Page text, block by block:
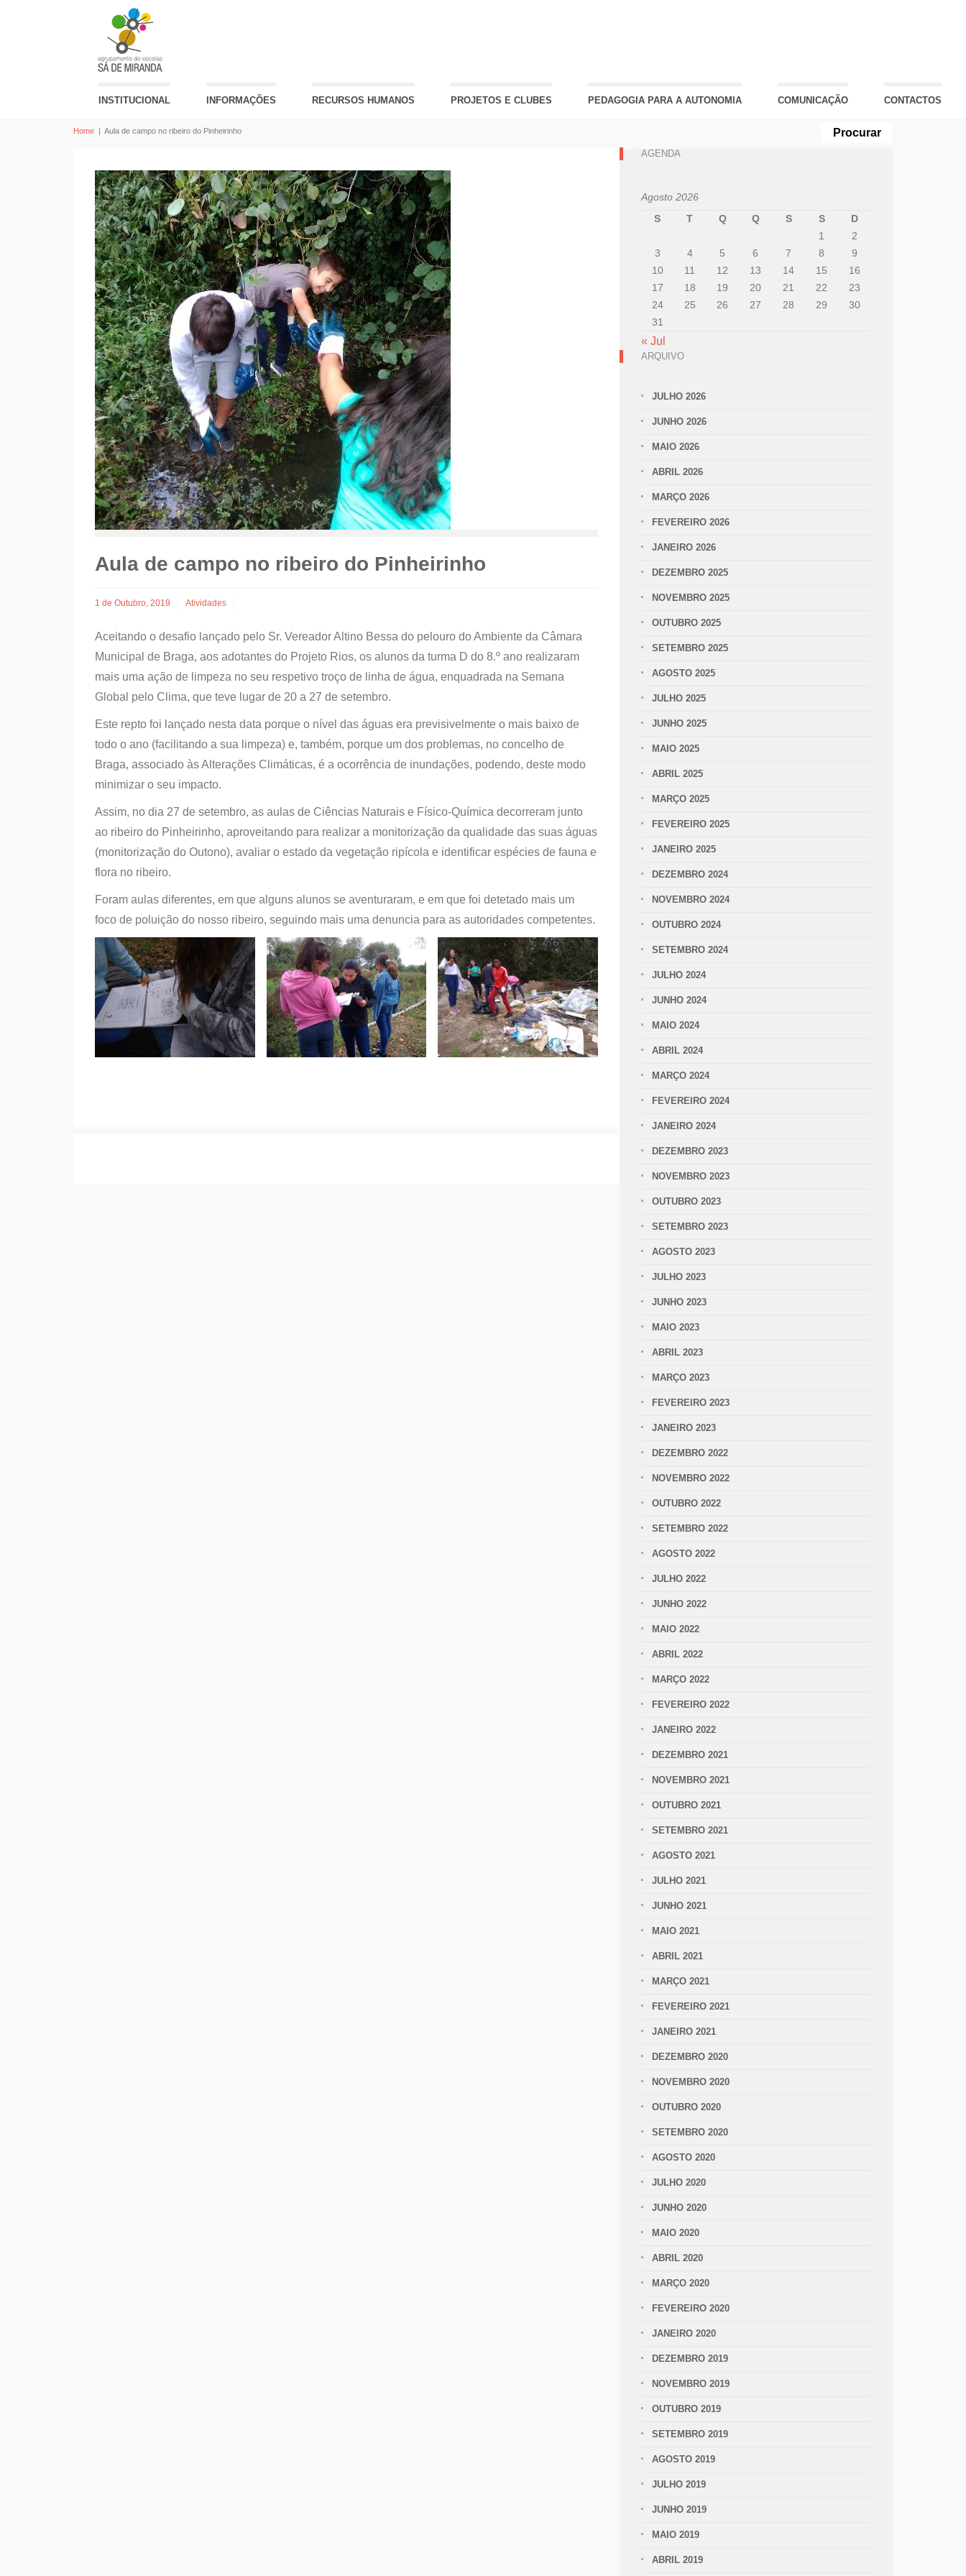
INSTITUCIONAL INFORMAÇÕES RECURSOS HUMANOS PROJETOS E CLUBES PEDAGOGIA PARA A AUTONOMIA COMUNICAÇÃO CONTACTOS
Home | Aula de campo no ribeiro do Pinheirinho
Aula de campo no ribeiro do Pinheirinho
1 de Outubro, 2019 Atividades
Aceitando o desafio lançado pelo Sr. Vereador Altino Bessa do pelouro do Ambiente da Câmara
Municipal de Braga, aos adotantes do Projeto Rios, os alunos da turma D do 8.º ano realizaram
mais uma ação de limpeza no seu respetivo troço de linha de água, enquadrada na Semana
Global pelo Clima, que teve lugar de 20 a 27 de setembro.
Este repto foi lançado nesta data porque o nível das águas era previsivelmente o mais baixo de
todo o ano (facilitando a sua limpeza) e, também, porque um dos problemas, no concelho de
Braga, associado às Alterações Climáticas, é a ocorrência de inundações, podendo, deste modo
minimizar o seu impacto.
Assim, no dia 27 de setembro, as aulas de Ciências Naturais e Físico-Química decorreram junto
ao ribeiro do Pinheirinho, aproveitando para realizar a monitorização da qualidade das suas águas
(monitorização do Outono), avaliar o estado da vegetação ripícola e identificar espécies de fauna e
flora no ribeiro.
Foram aulas diferentes, em que alguns alunos se aventuraram, e em que foi detetado mais um
foco de poluição do nosso ribeiro, seguindo mais uma denuncia para as autoridades competentes.
AGENDA
Agosto 2026
S
T Q Q S S
D
1
2
3
4 5 6 7 8
9
10
11 12 13 14 15
16
17
18 19 20 21 22
23
24
25 26 27 28 29
30
31
« Jul
ARQUIVO
JULHO 2026
JUNHO 2026
MAIO 2026
ABRIL 2026
MARÇO 2026
FEVEREIRO 2026
JANEIRO 2026
DEZEMBRO 2025
NOVEMBRO 2025
OUTUBRO 2025
SETEMBRO 2025
AGOSTO 2025
JULHO 2025
JUNHO 2025
MAIO 2025
ABRIL 2025
MARÇO 2025
FEVEREIRO 2025
JANEIRO 2025
DEZEMBRO 2024
NOVEMBRO 2024
OUTUBRO 2024
SETEMBRO 2024
JULHO 2024
JUNHO 2024
MAIO 2024
ABRIL 2024
MARÇO 2024
FEVEREIRO 2024
JANEIRO 2024
DEZEMBRO 2023
NOVEMBRO 2023
OUTUBRO 2023
SETEMBRO 2023
AGOSTO 2023
JULHO 2023
JUNHO 2023
MAIO 2023
ABRIL 2023
MARÇO 2023
FEVEREIRO 2023
JANEIRO 2023
DEZEMBRO 2022
NOVEMBRO 2022
OUTUBRO 2022
SETEMBRO 2022
AGOSTO 2022
JULHO 2022
JUNHO 2022
MAIO 2022
ABRIL 2022
MARÇO 2022
FEVEREIRO 2022
JANEIRO 2022
DEZEMBRO 2021
NOVEMBRO 2021
OUTUBRO 2021
SETEMBRO 2021
AGOSTO 2021
JULHO 2021
JUNHO 2021
MAIO 2021
ABRIL 2021
MARÇO 2021
FEVEREIRO 2021
JANEIRO 2021
DEZEMBRO 2020
NOVEMBRO 2020
OUTUBRO 2020
SETEMBRO 2020
AGOSTO 2020
JULHO 2020
JUNHO 2020
MAIO 2020
ABRIL 2020
MARÇO 2020
FEVEREIRO 2020
JANEIRO 2020
DEZEMBRO 2019
NOVEMBRO 2019
OUTUBRO 2019
SETEMBRO 2019
AGOSTO 2019
JULHO 2019
JUNHO 2019
MAIO 2019
ABRIL 2019